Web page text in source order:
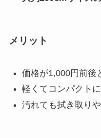
メリット
価格が1,000円前後
軽くてコンパクト
汚れても拭き取り